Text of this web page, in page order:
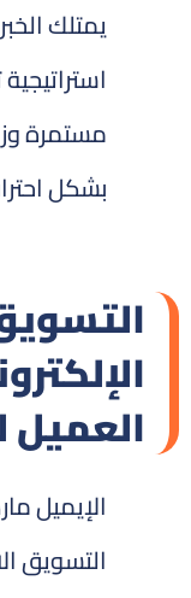
يمتلك
مستمرة
بشكل
العميل
الإيميل
التسويق